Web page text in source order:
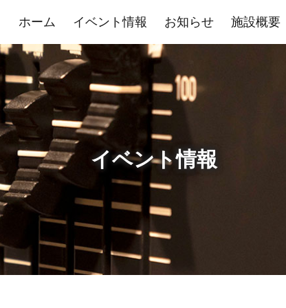
ホーム イベント情報 お知らせ 施設概要
展示室
イベント情報